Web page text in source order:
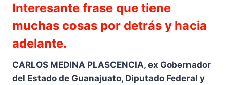
Interesante frase que tiene
muchas cosas por detrás y hacia
adelante.
CARLOS MEDINA PLASCENCIA, ex Gobernador
del Estado de Guanajuato, Diputado Federal y